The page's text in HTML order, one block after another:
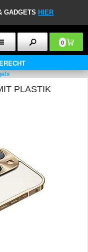
GADGETS HIER
0
PLASTIK